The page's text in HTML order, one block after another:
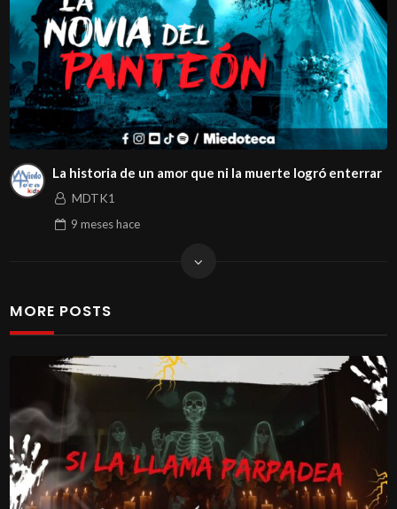
La historia de un amor que ni la muerte logró enterrar
MDTK1
9 meseshace
MORE POSTS